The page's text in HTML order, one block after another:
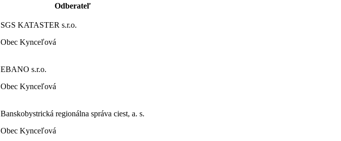
Odberateľ
SGS KATASTER s.r.o.
Obec Kynceľová
EBANO s.r.o.
Obec Kynceľová
Banskobystrická regionálna správa ciest, a. s.
Obec Kynceľová